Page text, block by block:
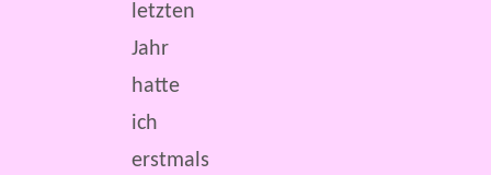
letzten
Jahr
hatte
ich
erstmals